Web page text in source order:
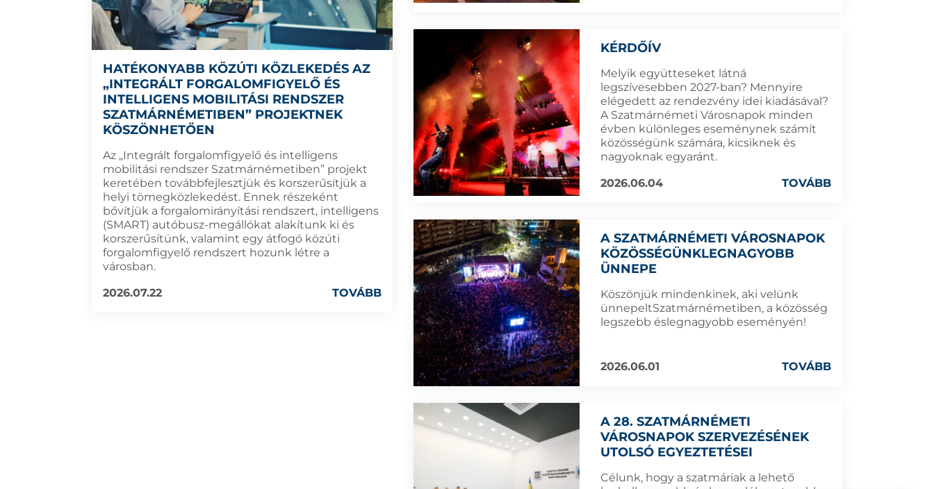
HATÉKONYABB KÖZÚTI KÖZLEKEDÉS AZ
„INTEGRÁLT FORGALOMFIGYELŐ ÉS
INTELLIGENS MOBILITÁSI RENDSZER
SZATMÁRNÉMETIBEN” PROJEKTNEK
KÖSZÖNHETŐEN
Az „Integrált forgalomfigyelő és intelligens
mobilitási rendszer Szatmárnémetiben” projekt
keretében továbbfejlesztjük és korszerűsítjük a
helyi tömegközlekedést. Ennek részeként
bővítjük a forgalomirányítási rendszert, intelligens
(SMART) autóbusz-megállókat alakítunk ki és
korszerűsítünk, valamint egy átfogó közúti
forgalomfigyelő rendszert hozunk létre a
városban.
2026.07.22
TOVÁBB
KÉRDŐÍV
Melyik együtteseket látná
legszívesebben 2027-ban? Mennyire
elégedett az rendezvény idei kiadásával?
A Szatmárnémeti Városnapok minden
évben különleges eseménynek számít
közösségünk számára, kicsiknek és
nagyoknak egyaránt.
2026.06.04
TOVÁBB
A SZATMÁRNÉMETI VÁROSNAPOK
KÖZÖSSÉGÜNKLEGNAGYOBB
ÜNNEPE
Köszönjük mindenkinek, aki velünk
ünnepeltSzatmárnémetiben, a közösség
legszebb éslegnagyobb eseményén!
2026.06.01 TOVÁBB
A 28. SZATMÁRNÉMETI
VÁROSNAPOK SZERVEZÉSÉNEK
UTOLSÓ EGYEZTETÉSEI
Célunk, hogy a szatmáriak a lehető